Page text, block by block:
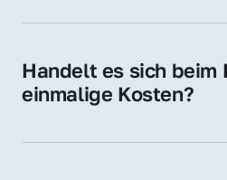
Für Unternehmen ist der
Handelt es sich beim
einmalige Kosten?
späteren Betrieb der